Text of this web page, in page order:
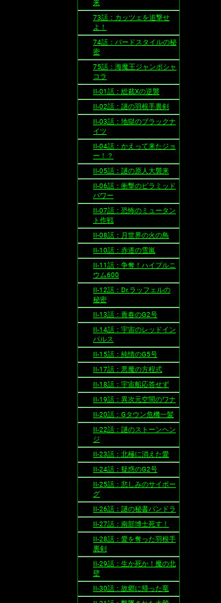
来
73話：カッツェを追撃せ
よ！
74話：バードスタイルの秘
密
75話：海魔王ジャンボシャ
コラ
II-01話：総裁Xの逆襲
II-02話：謎の羽根手裏剣
II-03話：地獄のブラックナ
イツ
II-04話：かえって来たジョ
ー！？
II-05話：謎の原人大襲来
II-06話：衝撃のピラミッド
パワー
II-07話：恐怖のミュータン
ト作戦
II-08話：月世界の火の鳥
II-10話：赤道の雪嵐
II-11話：争奪！ハイプルニ
ウム600
II-12話：Dr.ラッフェルの
秘密
II-13話：青春のG2号
II-14話：宇宙のレッドイン
パルス
II-15話：純情のG5号
II-17話：悪魔の方程式
II-18話：宇宙船応答せず
II-19話：異次元空間のワナ
II-20話：Gタウン危機一髪
II-22話：謎のストーンヘン
ジ
II-23話：北極に消えた愛
II-24話：疑惑のG2号
II-25話：悲しみのサイボー
グ
II-26話：謎の秘書パンドラ
II-27話：南部博士死す！
II-28話：愛を奪った羽根手
裏剣
II-29話：生か死か！魔の北
壁
II-30話：故郷に帰った竜